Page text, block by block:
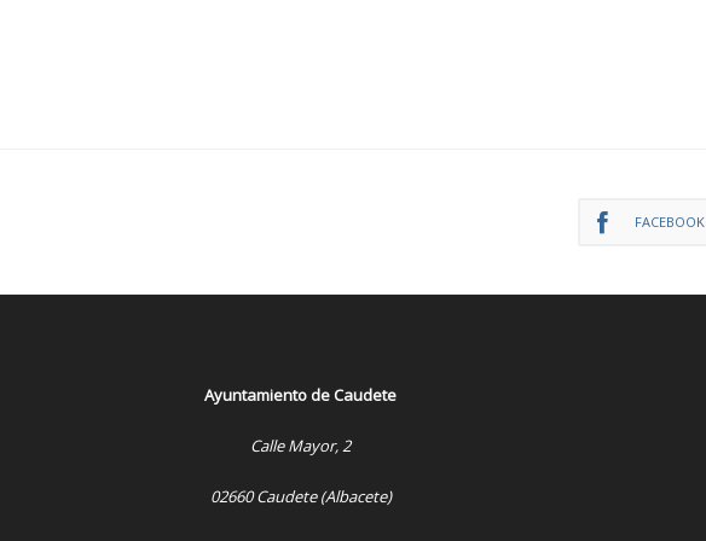
FACEBOOK
Ayuntamiento de Caudete
Calle Mayor, 2
02660 Caudete (Albacete)